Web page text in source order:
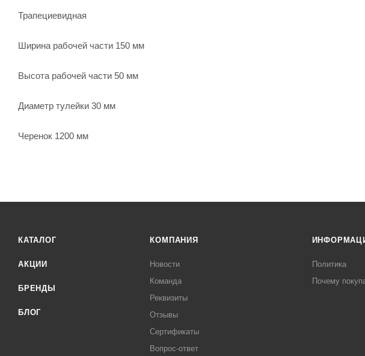
Трапециевидная
Ширина рабочей части 150 мм
Высота рабочей части 50 мм
Диаметр тулейки 30 мм
Черенок 1200 мм
КАТАЛОГ
АКЦИИ
БРЕНДЫ
БЛОГ
КОМПАНИЯ
Новости
Команда
Реквизиты
Отзывы
Сертификаты
Вопрос-ответ
Политика
Почему